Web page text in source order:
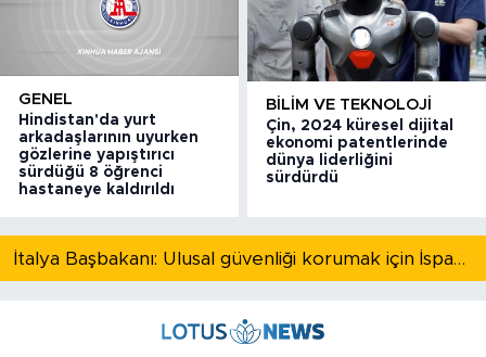
GENEL
Hindistan'da yurt
arkadaşlarının uyurken
gözlerine yapıştırıcı
sürdüğü 8 öğrenci
hastaneye kaldırıldı
BILIM VE TEKNOLOJI
Çin, 2024 küresel dijital
ekonomi patentlerinde
dünya liderliğini
sürdürdü
İtalya Başbakanı: Ulusal güvenliği korumak için İspanya ile Schengen kapsamındaki serbest dolaşımı askıya alıyoruz